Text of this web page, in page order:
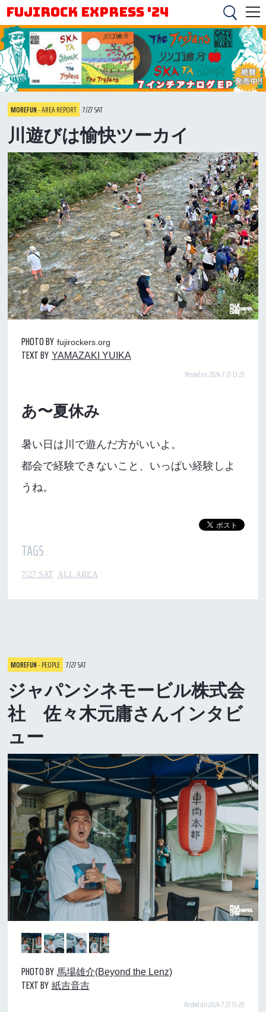
FUJIROCK EXPRESS '24
MOREFUN- AREA REPORT 7/27 SAT
川遊びは愉快ツーカイ
PHOTO BY fujirockers.org
TEXT BY YAMAZAKI YUIKA
Posted on 2024.7.27 13:23
あ〜夏休み
暑い日は川で遊んだ方がいいよ。
都会で経験できないこと、いっぱい経験しよ
うね。
TAGS
7/27 SAT ALL AREA
MOREFUN- PEOPLE 7/27 SAT
ジャパンシネモービル株式会
社 佐々木元庸さんインタビ
ュー
PHOTO BY 馬場雄介(Beyond the Lenz)
TEXT BY 紙吉音吉
Posted on 2024.7.27 13:20